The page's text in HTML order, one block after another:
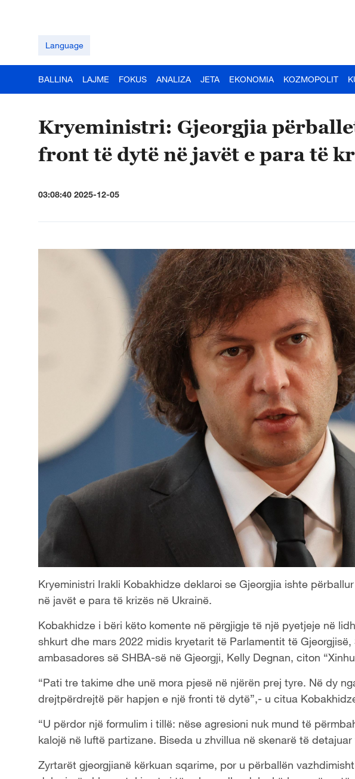
Language
BALLINA LAJME FOKUS ANALIZA JETA EKONOMIA KOZMOPOLIT
Kryeministri: Gjeorgjia
front të dytë në javët e para të
03:08:40 2025-12-05
Kryeministri Irakli Kobakhidze deklaroi se Gjeorgjia ishte
në javët e para të krizës në Ukrainë.
Kobakhidze i bëri këto komente në përgjigje të një pyetjeje në
shkurt dhe mars 2022 midis kryetarit të Parlamentit të
ambasadores së SHBA-së në Gjeorgji, Kelly Degnan, citon
“Pati tre takime dhe unë mora pjesë në njërën prej tyre. Në dy
drejtpërdrejtë për hapjen e një fronti të dytë”,- u citua
“U përdor një formulim i tillë: nëse agresioni nuk mund të
kalojë në luftë partizane. Biseda u zhvillua në skenarë të
Zyrtarët gjeorgjianë kërkuan sqarime, por u përballën